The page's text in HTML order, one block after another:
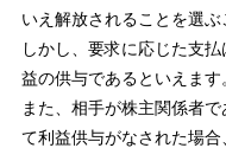
いえ解放されることを選ぶ
しかし、要求に応じた支
益の供与であるといえます
また、相手が株主関係者
て利益供与がなされた場